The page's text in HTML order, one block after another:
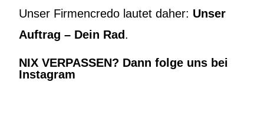
Unser Firmencredo lautet daher: Unser
Auftrag – Dein Rad.
NIX VERPASSEN? Dann folge uns bei
Instagram